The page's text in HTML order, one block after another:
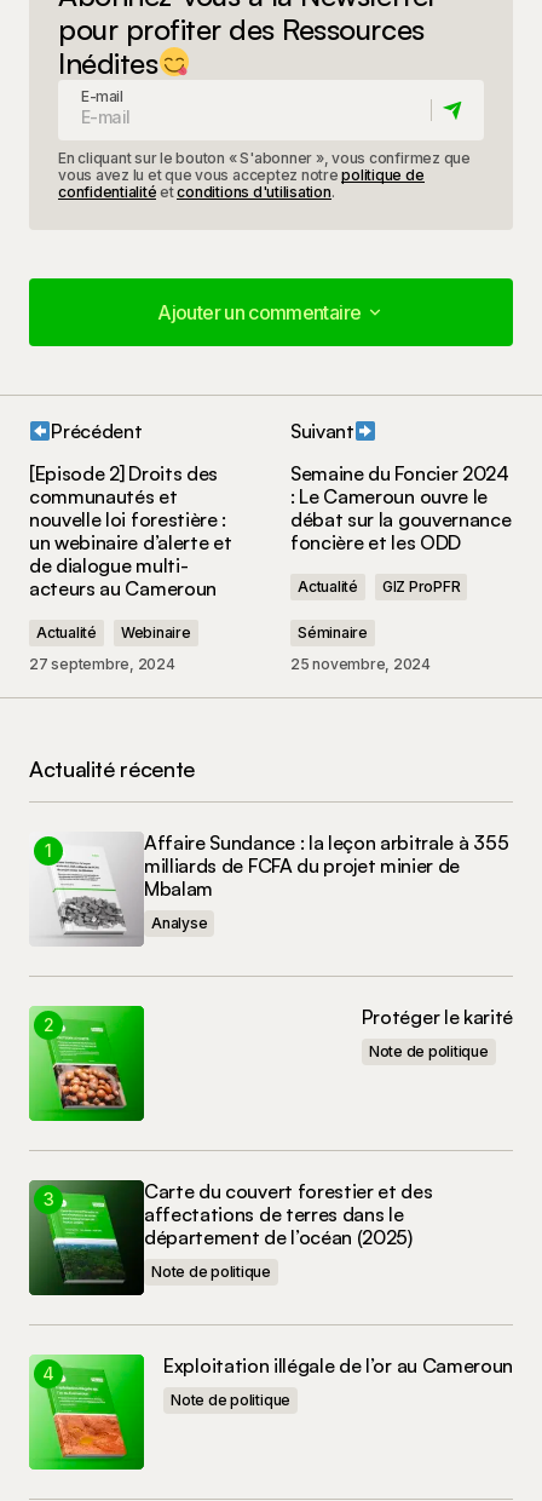
pour profiter des Ressources
Inédites
E-mail
En cliquant sur le bouton « S'abonner », vous confirmez que
vous avez lu et que vous acceptez notrepolitique de
confidentialité etconditions d'utilisation.
Ajouter un commentaire
Ajouter un commentaire
champs obligatoires sont indiqués avec*
Votre commentaire*
Nom*
E-mail*
Enregistrer mon nom, mon e-mail et mon site
dans le navigateur pour mon prochain
commentaire.
Commenter
Précédent
[Episode 2] Droits des
communautés et
nouvelle loi forestière :
un webinaire d’alerte et
de dialogue multi-
acteurs au Cameroun
Actualité
Webinaire
27 septembre, 2024
Suivant
Semaine du Foncier 2024
: Le Cameroun ouvre le
débat sur la gouvernance
foncière et les ODD
Actualité GIZ ProPFR
Séminaire
25 novembre, 2024
Actualité récente
Affaire Sundance : la leçon arbitrale à 355
milliards de FCFA du projet minier de
Mbalam
Analyse
Protéger le karité
Note de politique
Carte du couvert forestier et des
affectations de terres dans le
département de l’océan (2025)
Note de politique
Exploitation illégale de l’or au Cameroun
Note de politique